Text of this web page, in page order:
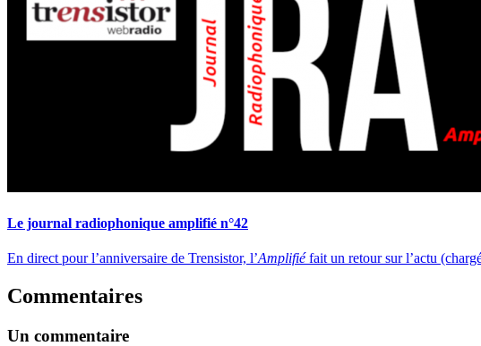
Le journal radiophonique amplifié n°42
En direct pour l’anniversaire de Trensistor, l’Amplifiéfait un retour sur l’actu
Commentaires
Un commentaire